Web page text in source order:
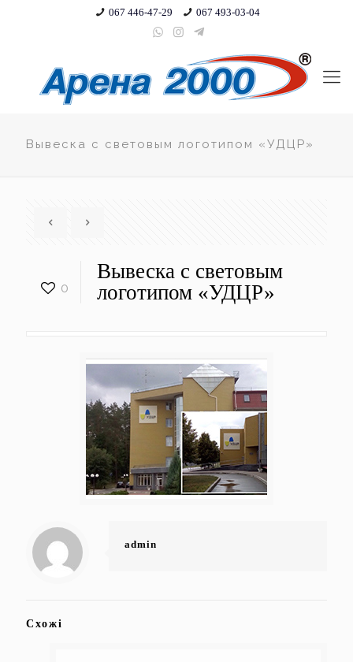
067 446-47-29 067 493-03-04
Вывеска с световым логотипом «УДЦР»
0
Вывеска с световым
логотипом «УДЦР»
admin
Схожі